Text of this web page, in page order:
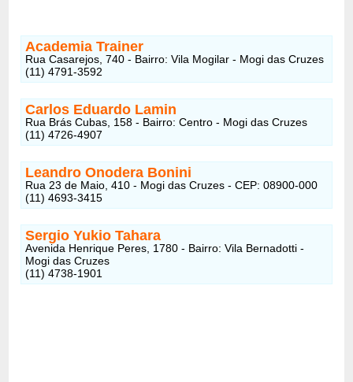
Academia Trainer
Rua Casarejos, 740 - Bairro: Vila Mogilar - Mogi das Cruzes
(11) 4791-3592
Carlos Eduardo Lamin
Rua Brás Cubas, 158 - Bairro: Centro - Mogi das Cruzes
(11) 4726-4907
Leandro Onodera Bonini
Rua 23 de Maio, 410 - Mogi das Cruzes - CEP: 08900-000
(11) 4693-3415
Sergio Yukio Tahara
Avenida Henrique Peres, 1780 - Bairro: Vila Bernadotti -
Mogi das Cruzes
(11) 4738-1901